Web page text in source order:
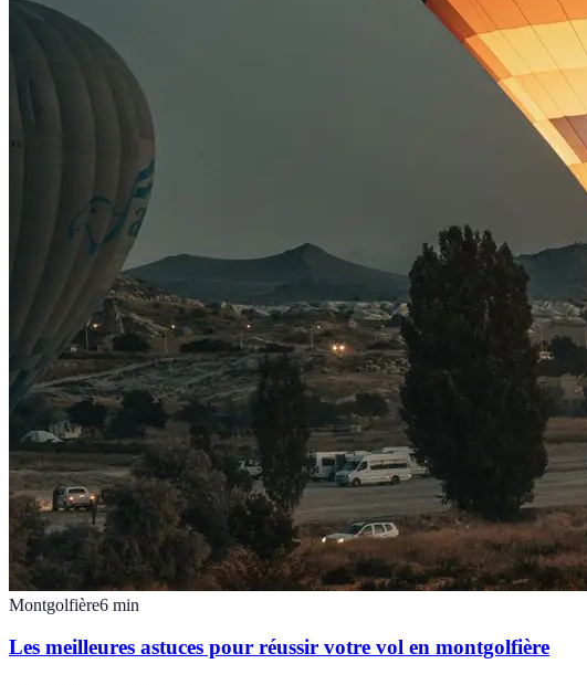
Montgolfière6 min
Les meilleures astuces pour réussir votre vol en montgolfière